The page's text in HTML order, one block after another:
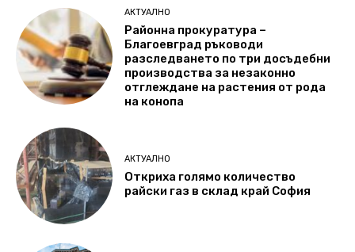
АКТУАЛНО
Районна прокуратура –
Благоевград ръководи
разследването по три досъдебни
производства за незаконно
отглеждане на растения от рода
на конопа
АКТУАЛНО
Откриха голямо количество
райски газ в склад край София